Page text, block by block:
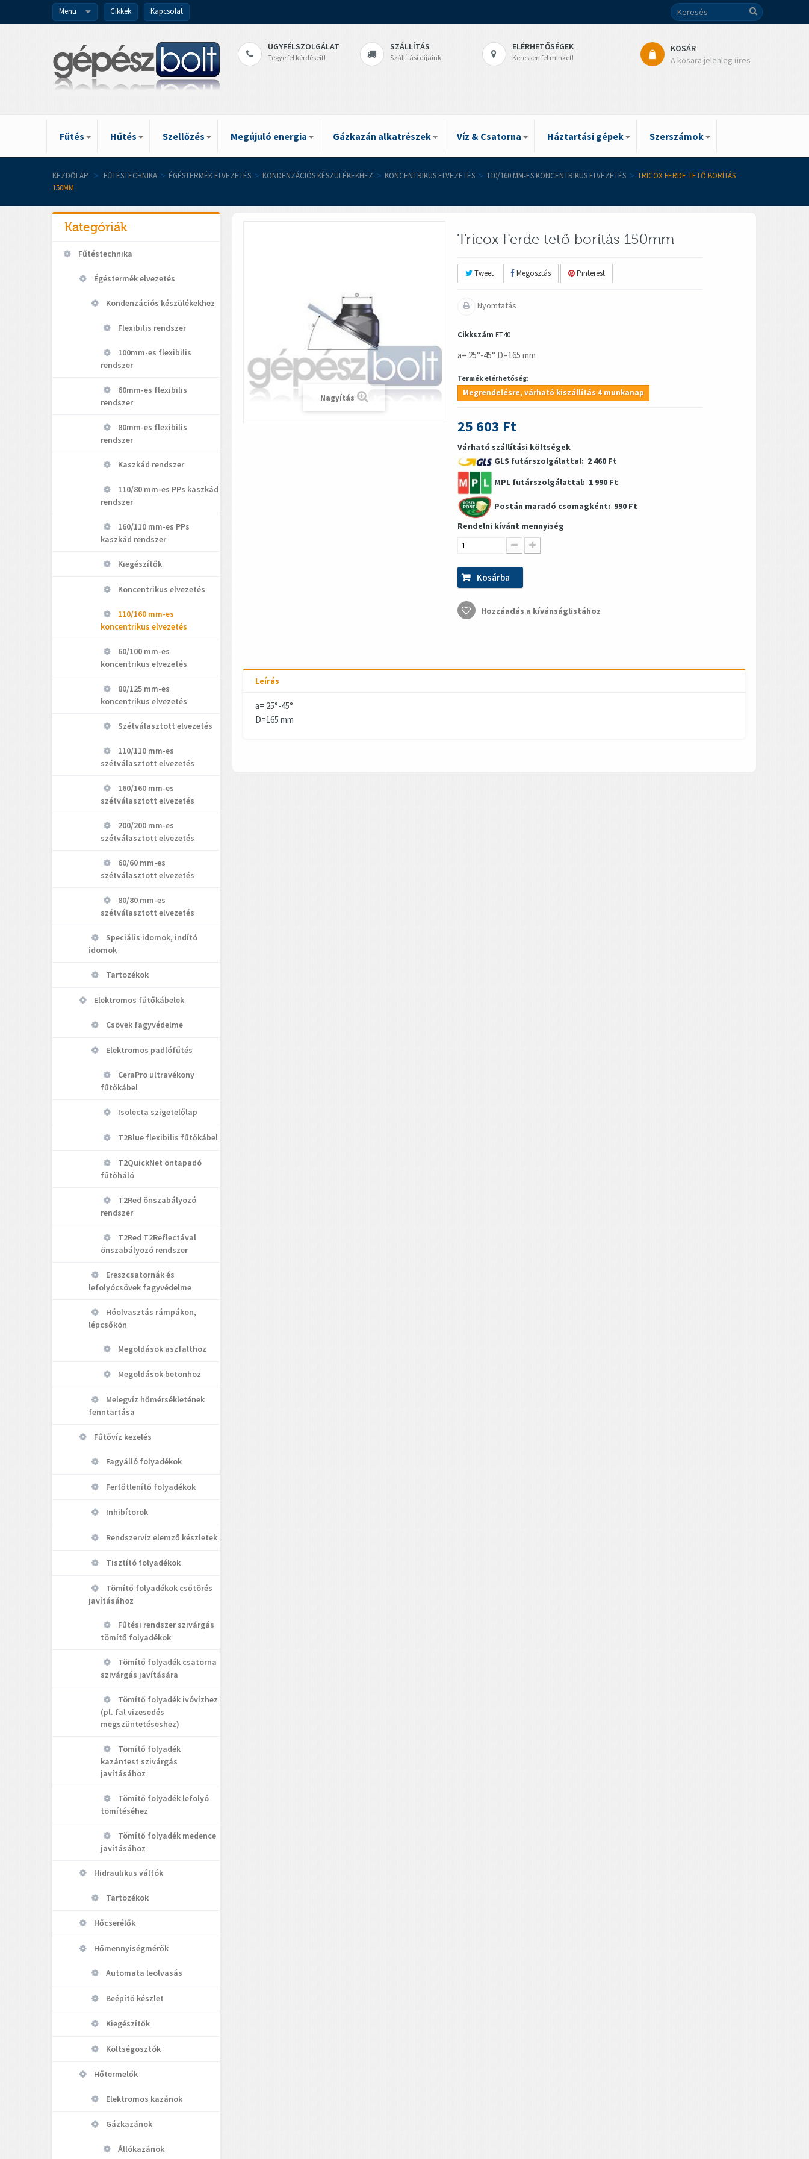
Menü Cikkek Kapcsolat
ÜGYFÉLSZOLGÁLAT
Tegye fel kérdéseit!
SZÁLLÍTÁS
Szállítási díjaink
ELÉRHETŐSÉGEK
Keressen fel minket!
KOSÁR
A kosara jelenleg üres
Fűtés Hűtés Szellőzés Megújuló energia Gázkazán alkatrészek Víz & Csatorna Háztartási gépek Szerszámok
KEZDŐLAP > FŰTÉSTECHNIKA > ÉGÉSTERMÉK ELVEZETÉS > KONDENZÁCIÓS KÉSZÜLÉKEKHEZ > KONCENTRIKUS ELVEZETÉS > 110/160 MM-ES KONCENTRIKUS ELVEZETÉS > TRICOX FERDE TETŐ BORÍTÁS
150MM
Kategóriák
Fűtéstechnika
Égéstermék elvezetés
Kondenzációs készülékekhez
Flexibilis rendszer
100mm-es flexibilis
rendszer
60mm-es flexibilis
rendszer
80mm-es flexibilis
rendszer
Kaszkád rendszer
110/80 mm-es PPs kaszkád
rendszer
160/110 mm-es PPs
kaszkád rendszer
Kiegészítők
Koncentrikus elvezetés
110/160 mm-es
koncentrikus elvezetés
60/100 mm-es
koncentrikus elvezetés
80/125 mm-es
koncentrikus elvezetés
Szétválasztott elvezetés
110/110 mm-es
szétválasztott elvezetés
160/160 mm-es
szétválasztott elvezetés
200/200 mm-es
szétválasztott elvezetés
60/60 mm-es
szétválasztott elvezetés
80/80 mm-es
szétválasztott elvezetés
Speciális idomok, indító
idomok
Tartozékok
Elektromos fűtőkábelek
Csövek fagyvédelme
Elektromos padlófűtés
CeraPro ultravékony
fűtőkábel
Isolecta szigetelőlap
T2Blue flexibilis fűtőkábel
T2QuickNet öntapadó
fűtőháló
T2Red önszabályozó
rendszer
T2Red T2Reflectával
önszabályozó rendszer
Ereszcsatornák és
lefolyócsövek fagyvédelme
Hóolvasztás rámpákon,
lépcsőkön
Megoldások aszfalthoz
Megoldások betonhoz
Melegvíz hőmérsékletének
fenntartása
Fűtővíz kezelés
Fagyálló folyadékok
Fertőtlenítő folyadékok
Inhibítorok
Rendszervíz elemző készletek
Tisztító folyadékok
Tömítő folyadékok csőtörés
javításához
Fűtési rendszer szivárgás
tömítő folyadékok
Tömítő folyadék csatorna
szivárgás javítására
Tömítő folyadék ivóvízhez
(pl. fal vizesedés
megszüntetéseshez)
Tömítő folyadék
kazántest szivárgás
javításához
Tömítő folyadék lefolyó
tömítéséhez
Tömítő folyadék medence
javításához
Hidraulikus váltók
Tartozékok
Hőcserélők
Hőmennyiségmérők
Automata leolvasás
Beépítő készlet
Kiegészítők
Költségosztók
Hőtermelők
Elektromos kazánok
Gázkazánok
Állókazánok
Nagyítás
Tricox Ferde tető borítás 150mm
Tweet Megosztás Pinterest
Nyomtatás
Cikkszám FT40
a= 25°-45° D=165 mm
Termék elérhetőség:
Megrendelésre, várható kiszállítás 4 munkanap
25 603 Ft
Várható szállítási költségek
GLS futárszolgálattal: 2 460 Ft
MPL futárszolgálattal: 1 990 Ft
Postán maradó csomagként: 990 Ft
Rendelni kívánt mennyiség
Kosárba
Hozzáadás a kívánságlistához
Leírás
a= 25°-45°
D=165 mm